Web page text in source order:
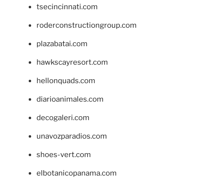
tsecincinnati.com
roderconstructiongroup.com
plazabatai.com
hawkscayresort.com
hellonquads.com
diarioanimales.com
decogaleri.com
unavozparadios.com
shoes-vert.com
elbotanicopanama.com